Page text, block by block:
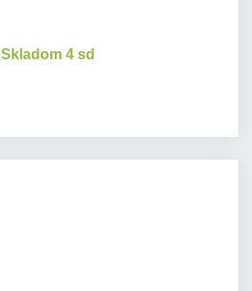
Skladom 4 sd